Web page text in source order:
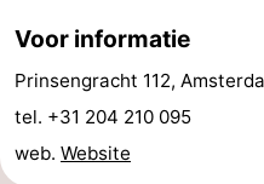
Uitgelicht
Grachtengordel
Coffeeshops
Voor informatie
Prinsengracht 112,
tel. +31 204 210 095
web. Website